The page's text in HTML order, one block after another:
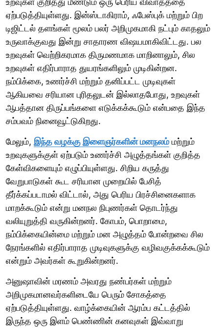
ஏற்படுத்தியுள்ளது. இன்ஸ்டாகிராம், ஃபேஸ்புக் மற்றும் பிற
டிஜிட்டல் தளங்கள் மூலம் பலர் அறிமுகமாகி நட்பும் காதலும்
உருவாக்குவது இன்று சாதாரண விஷயமாகிவிட்டது. பல
உறவுகள் வெற்றிகரமாக திருமணமாக மாறினாலும், சில
உறவுகள் எதிர்பாராத துயரங்களிலும் முடிகின்றன.
நம்பிக்கை, உணர்ச்சி மற்றும் தனிப்பட்ட முடிவுகள்
ஆகியவை சரியான புரிதலுடன் இல்லாதபோது, உறவுகள்
ஆபத்தான திருப்பங்களை எடுக்கக்கூடும் என்பதை இந்த
சம்பவம் நினைவூட்டுகிறது.
மேலும், இந்த வழக்கு இளைஞர்களின் மனநலம்மற்றும்
உறவுகளுக்குள் ஏற்படும் உணர்ச்சி அழுத்தங்கள் குறித்த
கேள்விகளையும் எழுப்பியுள்ளது. சிறிய கருத்து
வேறுபாடுகள் கூட சரியான முறையில் பேசித்
தீர்க்கப்படாமல் விட்டால், அது பெரிய பிரச்சினைகளாக
மாறக்கூடும் என்று மனநல நிபுணர்கள் தொடர்ந்து
வலியுறுத்தி வருகின்றனர். கோபம், பொறாமை,
நம்பிக்கையின்மை மற்றும் மன அழுத்தம் போன்றவை சில
நேரங்களில் எதிர்பாராத முடிவுகளுக்கு வழிவகுக்கக்கூடும்
என்றும் அவர்கள் கூறுகின்றனர்.
அனுஷாவின் மரணம் அவரது நண்பர்கள் மற்றும்
அறிமுகமானவர்களிடையே பெரும் சோகத்தை
ஏற்படுத்தியுள்ளது. வாழ்க்கையின் ஆரம்ப கட்டத்தில்
இருந்த ஒரு இளம் பெண்ணின் கனவுகள் இவ்வாறு